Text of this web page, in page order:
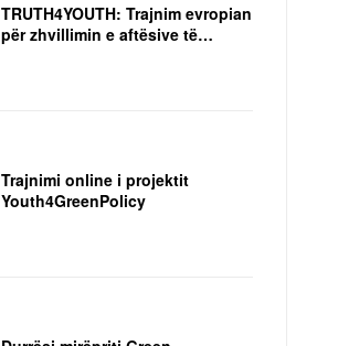
TRUTH4YOUTH: Trajnim evropian
për zhvillimin e aftësive të
Trajnimi online i projektit
Youth4GreenPolicy